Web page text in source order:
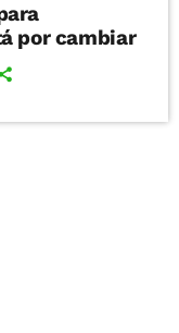
por cambiar